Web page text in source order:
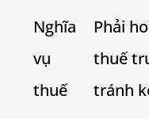
Nghĩa
vụ
thuế
Phải
thuế
tránh